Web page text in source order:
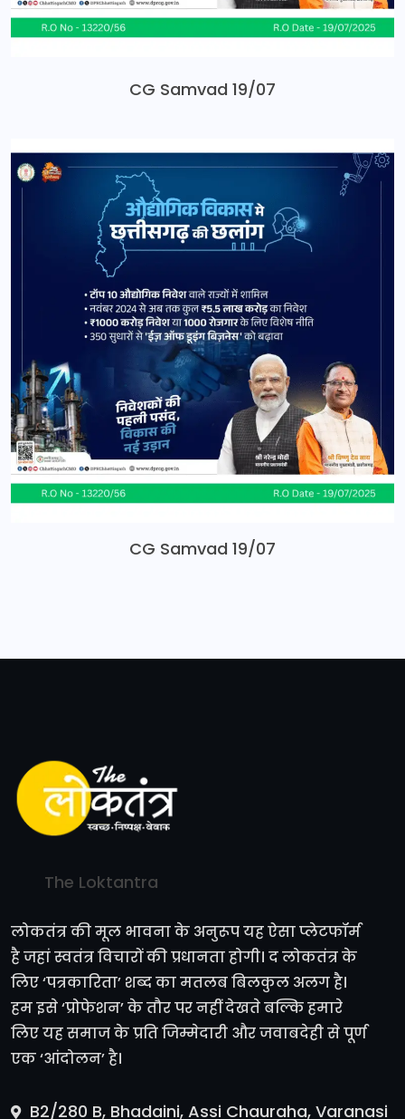
CG Samvad 19/07
CG Samvad 19/07
The Loktantra
लोकतंत्र की मूल भावना के अनुरूप यह ऐसा प्लेटफॉर्म
है जहां स्वतंत्र विचारों की प्रधानता होगी। द लोकतंत्र के
लिए ‘पत्रकारिता’ शब्द का मतलब बिलकुल अलग है।
हम इसे ‘प्रोफेशन’ के तौर पर नहीं देखते बल्कि हमारे
लिए यह समाज के प्रति जिम्मेदारी और जवाबदेही से पूर्ण
एक ‘आंदोलन’ है।
B2/280 B, Bhadaini, Assi Chauraha, Varanasi